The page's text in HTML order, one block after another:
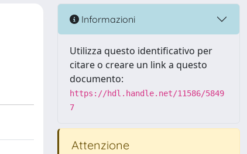
Informazioni
Utilizza questo identificativo per
citare o creare un link a questo
documento:
https://hdl.handle.net/11586/5849
7
Attenzione